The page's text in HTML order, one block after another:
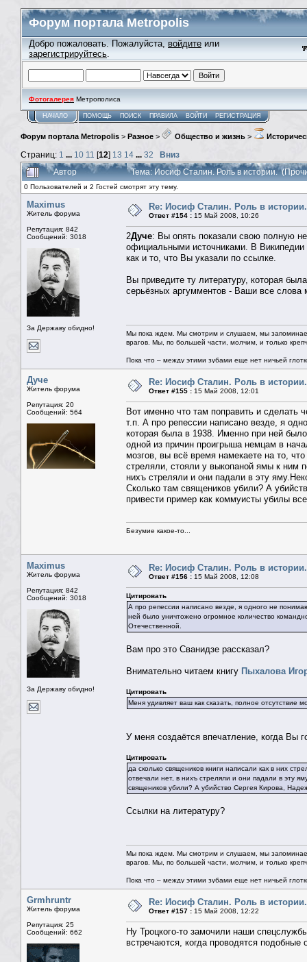
Форум портала Metropolis
Добро пожаловать. Пожалуйста, войдите или
зарегистрируйтесь.
Фотогалерея Метрополиса
НАЧАЛО ПОМОЩЬ ПОИСК ПРАВИЛА ВОЙТИ РЕГИСТРАЦИЯ
Форум портала Metropolis > Разное > Общество и жизнь >
Страниц: 1 ... 10 11 [12] 13 14 ... 32
Вниз
Автор
Тема: Иосиф Сталин. Роль в истории.
0 Пользователей и 2 Гостей смотрят эту тему.
Maximus
Житель форума
Репутация: 842
Сообщений: 3018
За Державу обидно!
Re: Иосиф Сталин. Роль в истории.
Ответ #154 : 15 Май 2008, 10:26
2Дуче: Вы опять показали свою полную
официальными источниками. В
как и то, что Вы указали по ссылке.
Вы приведите ту литературу, которая
серьёзных аргумментов - Ваши все слова
Мы пока ждем. Мы смотрим и слушаем, мы
врагов. Мы, по большей части, молчим, и только
Пока что – между этими зубами еще нет ничьей
Дуче
Житель форума
Репутация: 20
Сообщений: 564
Re: Иосиф Сталин. Роль в истории.
Ответ #155 : 15 Май 2008, 12:01
Вот именно что там поправить и сделать
т.п. А про репессии написано везде, я
которая была в 1938. Именно при ней
одной из причин проигрыша немцам в
мозгов, вы всё время намекаете на то,
стреляли, стояли у выкопаной ямы к ним
нихъ стреляли и они падали в эту
Сколько там священиков убили? А
привести пример как коммуисты убилы
Безумие какое-то...
Maximus
Житель форума
Репутация: 842
Сообщений: 3018
За Державу обидно!
Re: Иосиф Сталин. Роль в истории.
Ответ #156 : 15 Май 2008, 12:08
Цитировать
А про репессии написано везде, я одного не
ней было уничтожено огромное количество
Отечественной.
Вам про это Сванидзе рассказал?
Внимательно читаем книгу Пыхалова
Цитировать
Меня удивляет ваш как сказать, полное отсутствие
У меня создаётся впечатление, когда Вы
Цитировать
да сколько священиков книги написали как в них
отвечали нет, в нихъ стреляли и они падали в эту
священиков убили? А убийство Сергея Кирова,
Ссылки на литературу?
Мы пока ждем. Мы смотрим и слушаем, мы
врагов. Мы, по большей части, молчим, и только
Пока что – между этими зубами еще нет ничьей
Grmhruntr
Житель форума
Репутация: 25
Сообщений: 662
Re: Иосиф Сталин. Роль в истории.
Ответ #157 : 15 Май 2008, 12:22
Ну Троцкого-то замочили наши
встречаются, когда проводятся подобные